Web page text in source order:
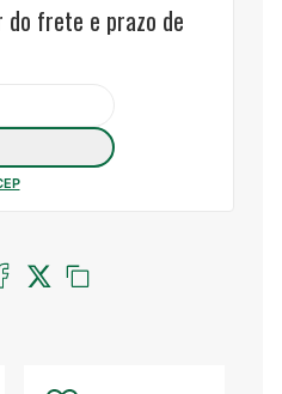
do frete e prazo de